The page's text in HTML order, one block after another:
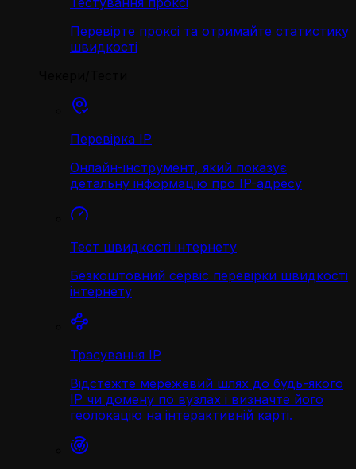
Перевірте проксі та отримайте статистику
швидкості
Перевірка IP
Онлайн-інструмент, який показує
детальну інформацію про IP-адресу
Тест швидкості інтернету
Безкоштовний сервіс перевірки швидкості
інтернету
Трасування IP
Відстежте мережевий шлях до будь-якого
IP чи домену по вузлах і визначте його
геолокацію на інтерактивній карті.